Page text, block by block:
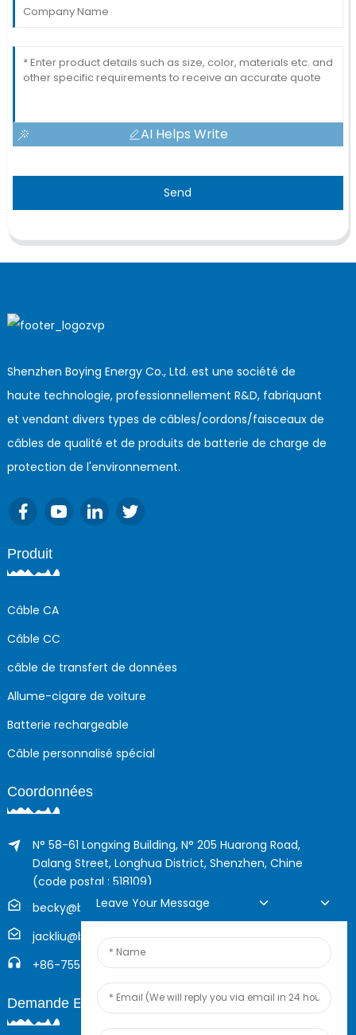
AI Helps Write
Send
Shenzhen Boying Energy Co., Ltd. est une société de
haute technologie, professionnellement R&D, fabriquant
et vendant divers types de câbles/cordons/faisceaux de
câbles de qualité et de produits de batterie de charge de
protection de l'environnement.
Produit
Câble CA
Câble CC
câble de transfert de données
Allume-cigare de voiture
Batterie rechargeable
Câble personnalisé spécial
Coordonnées
N° 58-61 Longxing Building, N° 205 Huarong Road,
Dalang Street, Longhua District, Shenzhen, Chine
(code postal : 518109)
becky@boyingcable.com
jackliu@boyingcable.com
+86-755-21014277
Demande En Ligne
Leave Your Message